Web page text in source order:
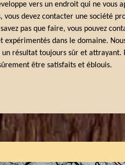
vers un endroit qui ne vous
vous devez contacter une société
pas que faire, vous pouvez
expérimentés dans le domaine.
un résultat toujours sûr et
être satisfaits et éblouis.